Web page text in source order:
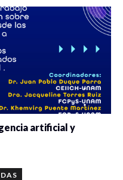
artificial y